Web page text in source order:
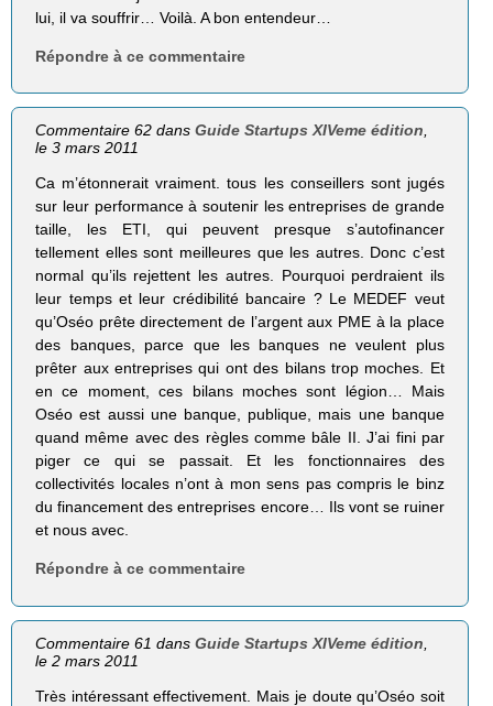
lui, il va souffrir… Voilà. A bon entendeur…
Répondre à ce commentaire
Commentaire 62 dansGuide Startups XIVeme édition,
le 3 mars 2011
Ca m’étonnerait vraiment. tous les conseillers sont jugés
sur leur performance à soutenir les entreprises de grande
taille, les ETI, qui peuvent presque s’autofinancer
tellement elles sont meilleures que les autres. Donc c’est
normal qu’ils rejettent les autres. Pourquoi perdraient ils
leur temps et leur crédibilité bancaire ? Le MEDEF veut
qu’Oséo prête directement de l’argent aux PME à la place
des banques, parce que les banques ne veulent plus
prêter aux entreprises qui ont des bilans trop moches. Et
en ce moment, ces bilans moches sont légion… Mais
Oséo est aussi une banque, publique, mais une banque
quand même avec des règles comme bâle II. J’ai fini par
piger ce qui se passait. Et les fonctionnaires des
collectivités locales n’ont à mon sens pas compris le binz
du financement des entreprises encore… Ils vont se ruiner
et nous avec.
Répondre à ce commentaire
Commentaire 61 dansGuide Startups XIVeme édition
le 2 mars 2011
Très intéressant effectivement. Mais je doute qu’Oséo soit